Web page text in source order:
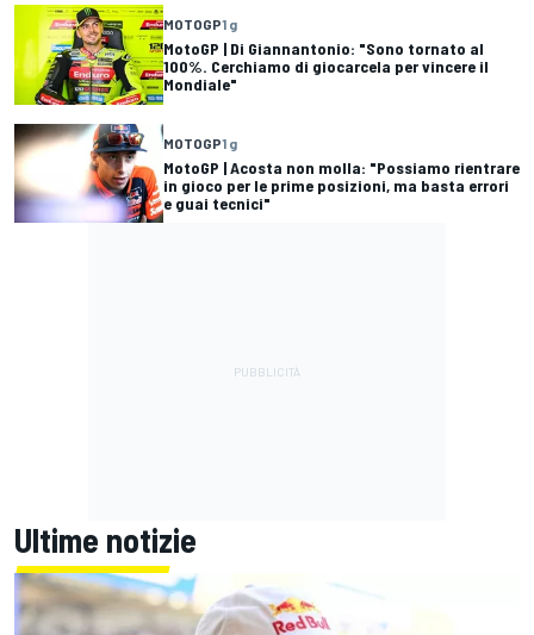
MOTOGP1 g
MotoGP | Di Giannantonio: "Sono tornato al
100%. Cerchiamo di giocarcela per vincere il
Mondiale"
MOTOGP1 g
MotoGP | Acosta non molla: "Possiamo rientrare
in gioco per le prime posizioni, ma basta errori
e guai tecnici"
Ultime notizie